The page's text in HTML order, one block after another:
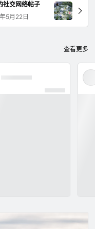
社交网络帖子
5月22日
查看更多